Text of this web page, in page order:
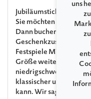
Jubiläumsticket
Sie möchten uns zum
Dann buchen Sie gern
Geschenkzuschlag von
Festspiele MV und
Größe weiterhin allen
niedrigschwelligen
klassischer und nicht
kann. Wir sagen:
uns